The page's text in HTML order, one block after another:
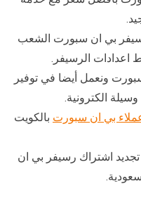
بي ان سبورت الشعب
اعدادات الرسيفر.
ونعمل أيضا في توفير
الكترونية.
بي ان سبورت بالكويت
تجديد اشتراك رسيفر بي ان